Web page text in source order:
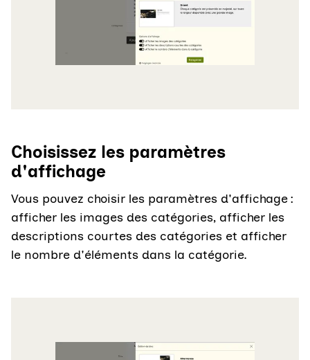
Choisissez les paramètres
d'affichage
Vous pouvez choisir les paramètres d'affichage :
afficher les images des catégories, afficher les
descriptions courtes des catégories et afficher
le nombre d'éléments dans la catégorie.